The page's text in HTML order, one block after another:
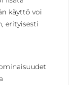
käyttö voi
erityisesti